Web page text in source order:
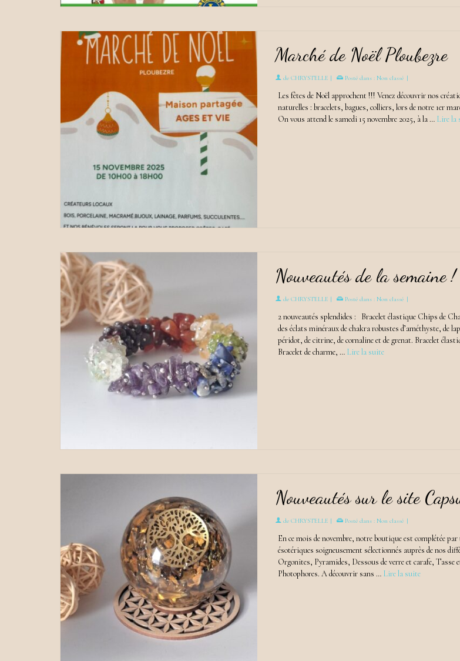
Marché de Noël Ploubezre
de CHRYSTELLE | Posté dans : Non classé |
Les fêtes de Noël approchent !!! Venez découvrir nos
naturelles : bracelets, bagues, colliers, lors de notre 1er
On vous attend le samedi 15 novembre 2025, à la … Lire la
Nouveautés de la semaine !
de CHRYSTELLE | Posté dans : Non classé |
2 nouveautés splendides : Bracelet élastique Chips de
des éclats minéraux de chakra robustes d’améthyste, de
péridot, de citrine, de cornaline et de grenat. Bracelet
Bracelet de charme, … Lire la suite
Nouveautés sur le site
de CHRYSTELLE | Posté dans : Non classé |
En ce mois de novembre, notre boutique est complétée
ésotériques soigneusement sélectionnés auprès de nos
Orgonites, Pyramides, Dessous de verre et carafe, Tasse
Photophores. A découvrir sans … Lire la suite